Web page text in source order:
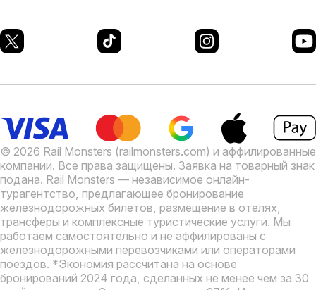
© 2026 Rail Monsters (railmonsters.com) и аффилированные
компании. Все права защищены. Заявка на товарный знак
подана. Rail Monsters — независимое онлайн-
турагентство, предлагающее бронирование
железнодорожных билетов, размещение в отелях,
трансферы и комплексные туристические услуги. Мы
работаем самостоятельно и не аффилированы с
железнодорожными перевозчиками или операторами
поездов. *Экономия рассчитана на основе
бронирований 2024 года, сделанных не менее чем за 30